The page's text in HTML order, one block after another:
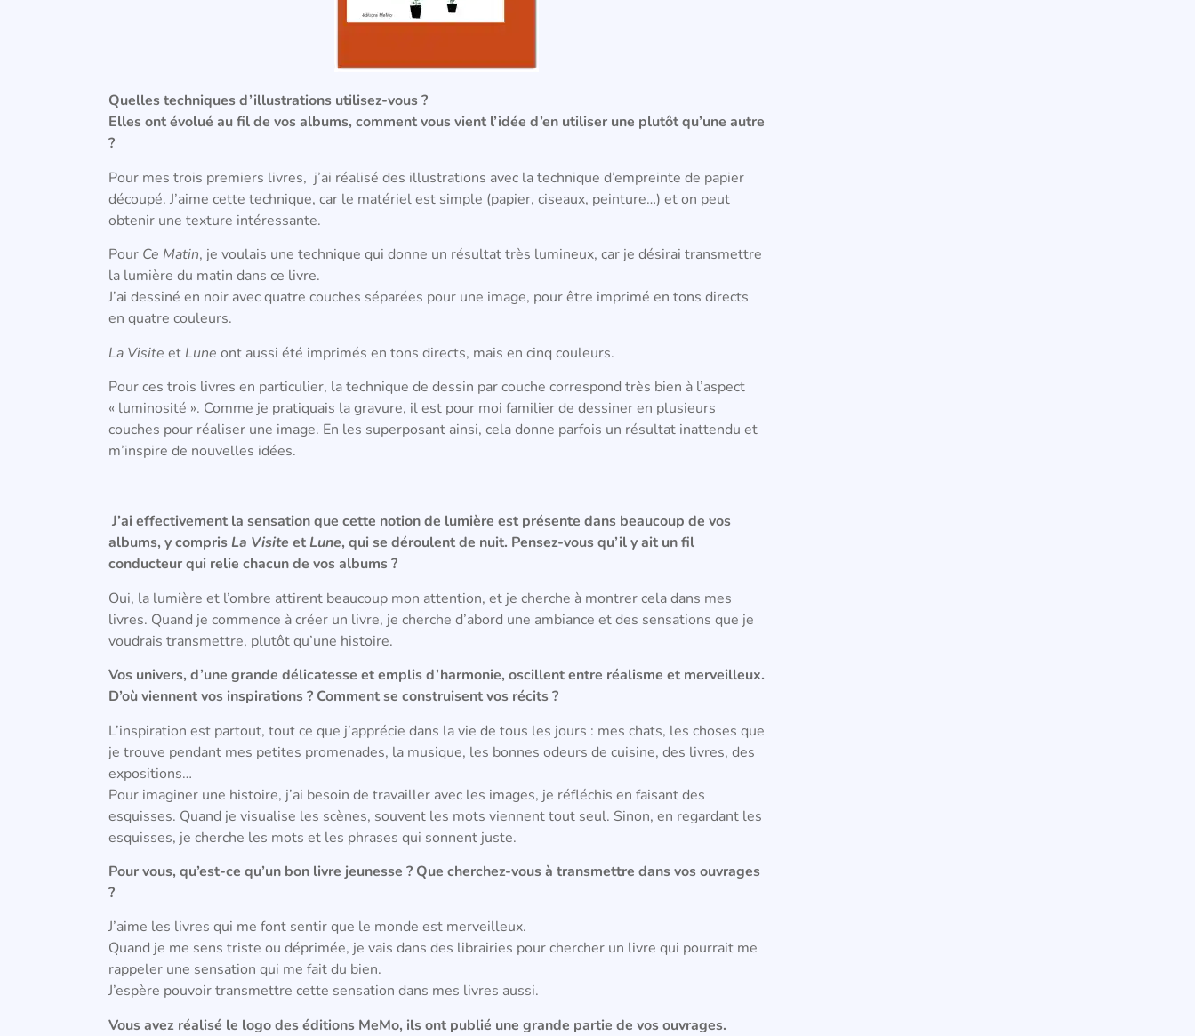
Quelles techniques d’illustrations utilisez-vous ?
Ellesont évolué au fil de vos albums, comment vous vient l’idée d’en utiliser une plutôt qu’une autre
?
Pour mes trois premiers livres, j’ai réalisé des illustrations avec la technique d’empreinte de papier
découpé. J’aime cette technique, car le matériel est simple (papier, ciseaux, peinture…) et on peut
obtenir une texture intéressante.
Pour Ce Matin, je voulais une technique qui donne un résultat très lumineux, car je désirai transmettre
la lumière du matin dans ce livre.
J’ai dessiné en noir avec quatre couches séparées pour une image, pour être imprimé en tons directs
en quatre couleurs.
La Visite et Lune ont aussi été imprimés en tons directs, mais en cinq couleurs.
Pour ces trois livres en particulier, la technique de dessin par couche correspond très bien à l’aspect
« luminosité ». Comme je pratiquais la gravure, il est pour moi familier de dessiner en plusieurs
couches pour réaliser une image. En les superposant ainsi, cela donne parfois un résultat inattendu et
m’inspire de nouvelles idées.
J’ai effectivement la sensation que cette notion de lumière est présente dans beaucoup de vos
albums, y comprisLa Visite etLune, qui se déroulent de nuit. Pensez-vous qu’il y ait un fil
conducteur qui relie chacun de vos albums ?
Oui, la lumière et l’ombre attirent beaucoup mon attention, et je cherche à montrer cela dans mes
livres. Quand je commence à créer un livre, je cherche d’abord une ambiance et des sensations que je
voudrais transmettre, plutôt qu’une histoire.
Vos univers, d’une grande délicatesse et emplis d’harmonie, oscillent entre réalisme et merveilleux.
D’où viennent vos inspirations ? Comment se construisent vos récits ?
L’inspiration est partout, tout ce que j’apprécie dans la vie de tous les jours : mes chats, les choses que
je trouve pendant mes petites promenades, la musique, les bonnes odeurs de cuisine, des livres, des
expositions…
Pour imaginer une histoire, j’ai besoin de travailler avec les images, je réfléchis en faisant des
esquisses. Quand je visualise les scènes, souvent les mots viennent tout seul. Sinon, en regardant les
esquisses, je cherche les mots et les phrases qui sonnent juste.
Pour vous, qu’est-ce qu’un bon livre jeunesse ? Que cherchez-vous à transmettre dans vos ouvrages
?
J’aime les livres qui me font sentir que le monde est merveilleux.
Quand je me sens triste ou déprimée, je vais dans des librairies pour chercher un livre qui pourrait me
rappeler une sensation qui me fait du bien.
J’espère pouvoir transmettre cette sensation dans mes livres aussi.
Vous avez réalisé le logo des éditions MeMo, ils ont publié une grande partie de vos ouvrages.